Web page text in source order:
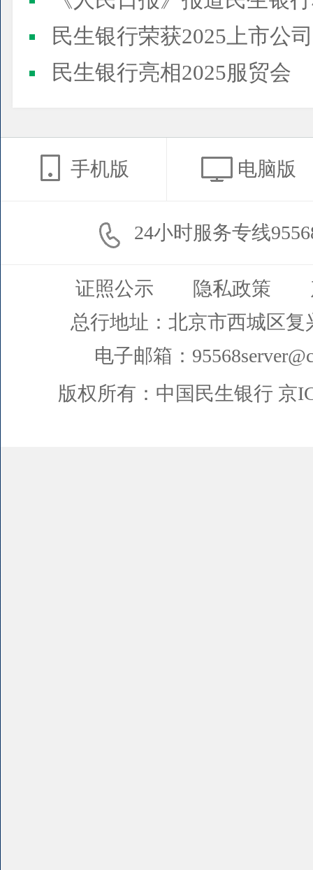
民生银行荣获2025上市公司董事会最佳实践案例、上市公
民生银行亮相2025服贸会
手机版 电脑版
24小时服务专线
证照公示 隐私政策
总行地址：北京市西城区复
电子邮箱：
版权所有：中国民生银行 京